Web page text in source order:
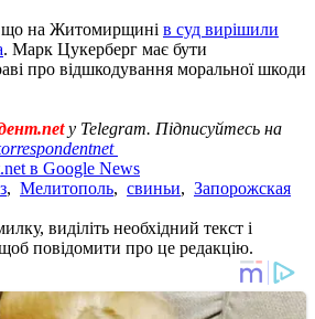
що на Житомирщині в суд вирішили
. Марк Цукерберг має бути
про відшкодування моральної шкоди
у Telegram. Підписуйтесь на
в Google News
, Мелитополь, свиньи, Запорожская
виділіть необхідний текст і
повідомити про це редакцію.